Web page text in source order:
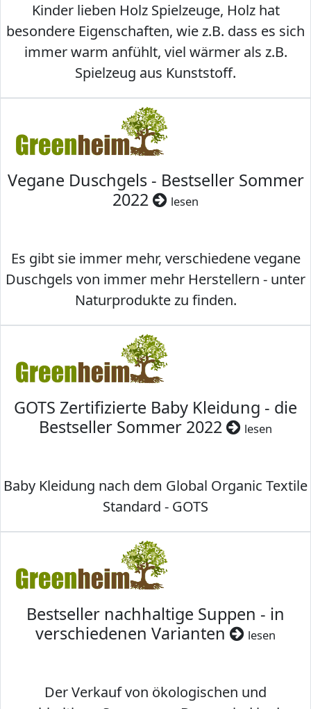
Kinder lieben Holz Spielzeuge, Holz hat
besondere Eigenschaften, wie z.B. dass es sich
immer warm anfühlt, viel wärmer als z.B.
Spielzeug aus Kunststoff.
Vegane Duschgels - Bestseller Sommer
2022
lesen
Es gibt sie immer mehr, verschiedene vegane
Duschgels von immer mehr Herstellern - unter
Naturprodukte zu finden.
GOTS Zertifizierte Baby Kleidung - die
Bestseller Sommer 2022
lesen
Baby Kleidung nach dem Global Organic Textile
Standard - GOTS
Bestseller nachhaltige Suppen - in
verschiedenen Varianten
lesen
Der Verkauf von ökologischen und